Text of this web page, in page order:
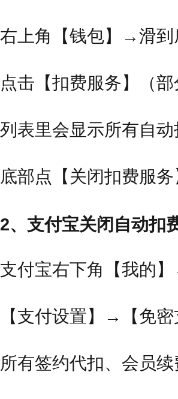
右上角【钱包】→滑到
点击【扣费服务】（
列表里会显示所有自
底部点【关闭扣费服
2、支付宝关闭自动扣
支付宝右下角【我的
【支付设置】→【免
所有签约代扣、会员